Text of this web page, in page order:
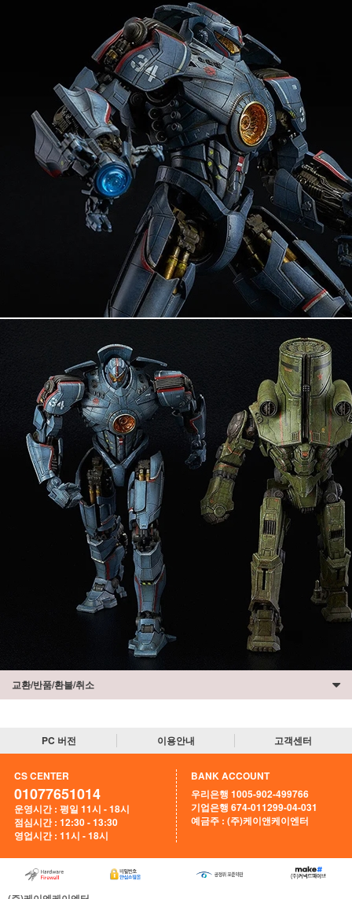
교환/반품/환불/취소
PC 버전 이용안내 고객센터
CS CENTER
01077651014
운영시간 : 평일 11시 - 18시
점심시간 : 12:30 - 13:30
영업시간 : 11시 - 18시
BANK ACCOUNT
우리은행 1005-902-499766
기업은행 674-011299-04-031
예금주 : (주)케이앤케이엔터